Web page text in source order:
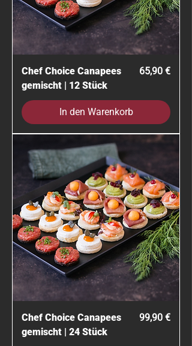
Chef Choice Canapees
gemischt | 12 Stück
Preis
65,90 €
In den Warenkorb
Chef Choice Canapees
gemischt | 24 Stück
Preis
99,90 €